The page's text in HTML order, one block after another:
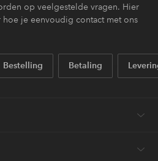
op veelgestelde vragen. Hier
je eenvoudig contact met ons
Bestelling Betaling